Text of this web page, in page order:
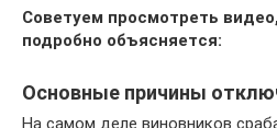
Советуем просмотреть
подробно объясняется:
Основные причины
На самом деле виновников